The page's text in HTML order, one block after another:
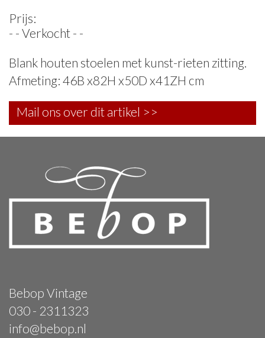
Prijs:
- - Verkocht - -
Blank houten stoelen met kunst-rieten zitting.
Afmeting: 46B x82H x50D x41ZH cm
Mail ons over dit artikel >>
Bebop Vintage
030 - 2311323
info@bebop.nl